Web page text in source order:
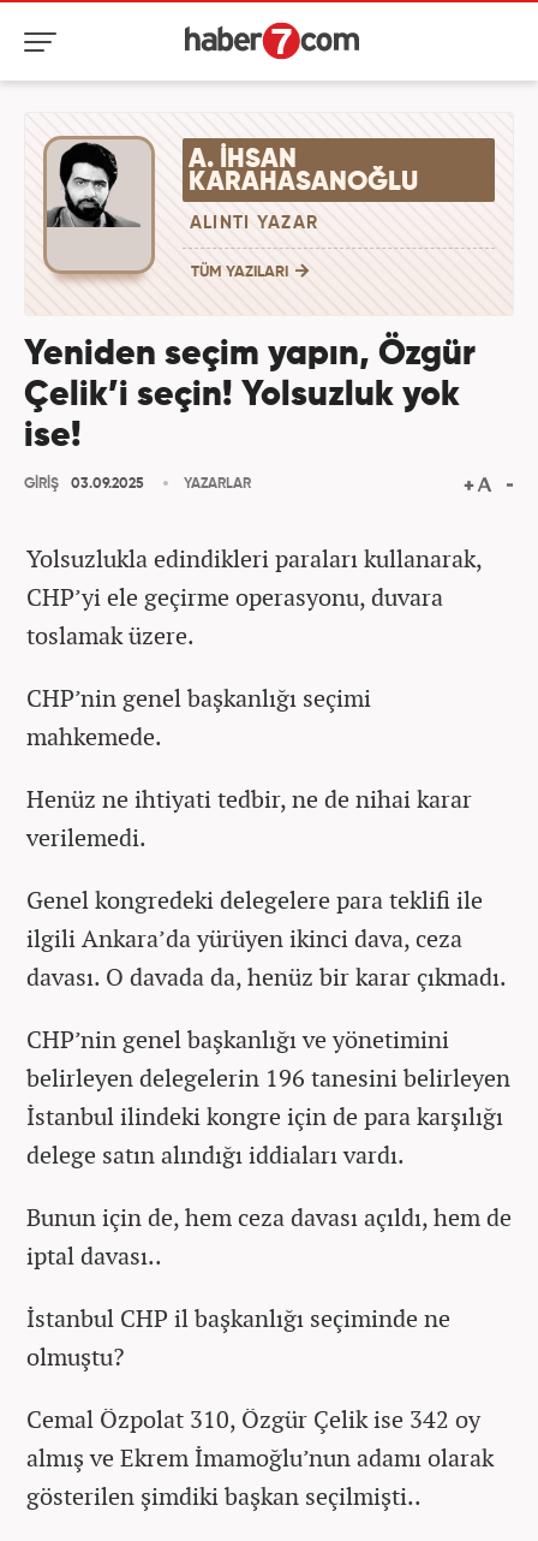
A. İHSAN
KARAHASANOĞLU
ALINTI YAZAR
TÜM YAZILARI
Yeniden seçim yapın, Özgür
Çelik’i seçin! Yolsuzluk yok
ise!
GİRİŞ 03.09.2025 YAZARLAR
Yolsuzlukla edindikleri paraları kullanarak,
CHP’yi ele geçirme operasyonu, duvara
toslamak üzere.
CHP’nin genel başkanlığı seçimi
mahkemede.
Henüz ne ihtiyati tedbir, ne de nihai karar
verilemedi.
Genel kongredeki delegelere para teklifi ile
ilgili Ankara’da yürüyen ikinci dava, ceza
davası. O davada da, henüz bir karar çıkmadı.
CHP’nin genel başkanlığı ve yönetimini
belirleyen delegelerin 196 tanesini belirleyen
İstanbul ilindeki kongre için de para karşılığı
delege satın alındığı iddiaları vardı.
Bunun için de, hem ceza davası açıldı, hem de
iptal davası..
İstanbul CHP il başkanlığı seçiminde ne
olmuştu?
Cemal Özpolat 310, Özgür Çelik ise 342 oy
almış ve Ekrem İmamoğlu’nun adamı olarak
gösterilen şimdiki başkan seçilmişti..